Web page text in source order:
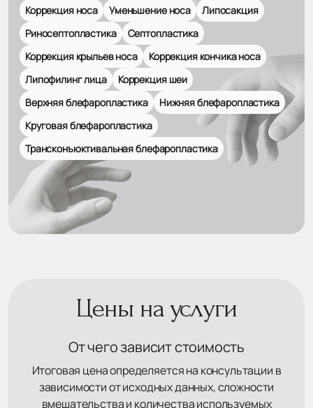
Коррекция носа Уменьшение носа
Липосакция
Риносептопластика
Септопластика
Коррекция крыльев носа
Коррекция кончика носа
Липофилинг лица
Коррекция шеи
Верхняя блефаропластика
Нижняя блефаропластика
Круговая блефаропластика
Трансконъюктивальная блефаропластика
Цены на услуги
От чего зависит стоимость
Итоговая цена определяется на консультации в
зависимости от исходных данных, сложности
вмешательства и количества используемых